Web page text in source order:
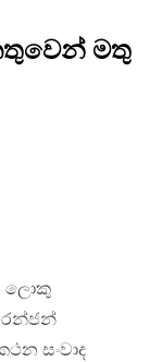
මතු
ලොකු
රන්ජන්
සංවාද